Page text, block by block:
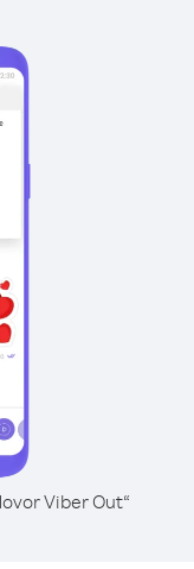
Viber Out“